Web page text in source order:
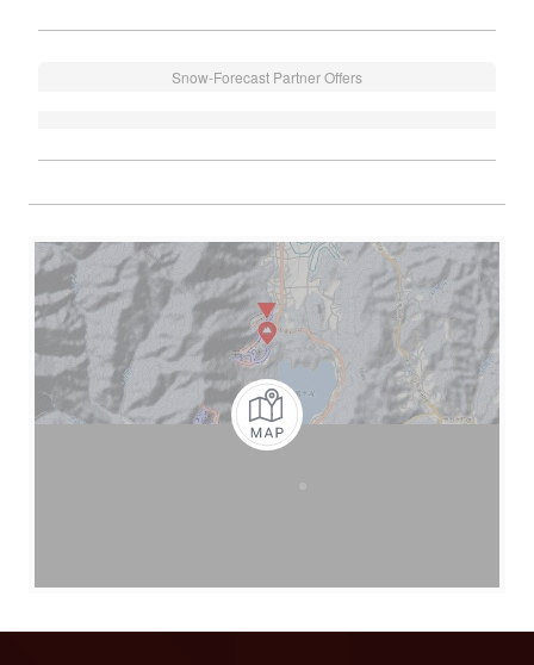
Snow-Forecast Partner Offers